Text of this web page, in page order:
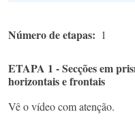
Número de etapas 1
ETAPA 1 - Secções em
horizontais e frontais
Vê o vídeo com atenção.